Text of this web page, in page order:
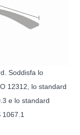
Soddisfa lo
12312, lo standard
e lo standard